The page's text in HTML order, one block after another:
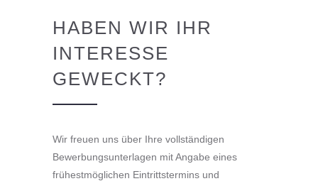
HABEN WIR IHR
INTERESSE
GEWECKT?
Wir freuen uns über Ihre vollständigen
Bewerbungsunterlagen mit Angabe eines
frühestmöglichen Eintrittstermins und